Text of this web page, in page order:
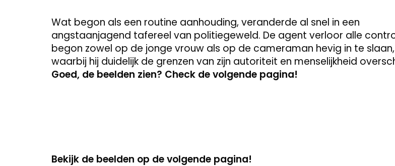
Wat begon als een routine aanhouding, veranderde al snel in een
angstaanjagend tafereel van politiegeweld. De agent verloor alle
begon zowel op de jonge vrouw als op de cameraman hevig in te slaan,
waarbij hij duidelijk de grenzen van zijn autoriteit en menselijkheid
Goed, de beelden zien? Check de volgende pagina!
Bekijk de beelden op de volgende pagina!